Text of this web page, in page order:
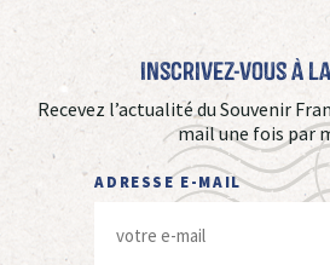
Inscrivez-vous à
Recevez l’actualité du Souvenir
mail une fois par
ADRESSE E-MAIL